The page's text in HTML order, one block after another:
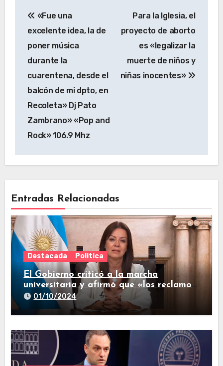
«Fue una
excelente idea, la de
poner música
durante la
cuarentena, desde el
balcón de mi dpto, en
Recoleta» Dj Pato
Zambrano» «Pop and
Rock» 106.9 Mhz
Para la Iglesia, el
proyecto de aborto
es «legalizar la
muerte de niños y
niñas inocentes»
Entradas Relacionadas
Destacada Politica
El Gobierno criticó a la marcha
universitaria y afirmó que «los reclamos
están todos resueltos»
01/10/2024